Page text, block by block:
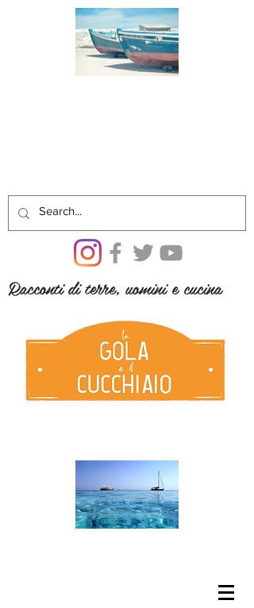
Racconti di terre, uomini e cucina